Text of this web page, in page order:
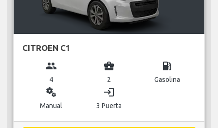
CITROEN C1
group
4
business_center
2
local_gas_station
Gasolina
miscellaneous_services
Manual
login
3 Puerta